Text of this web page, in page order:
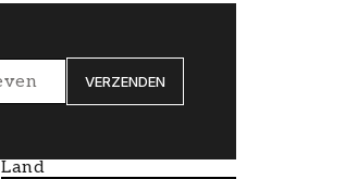
VERZENDEN
Land